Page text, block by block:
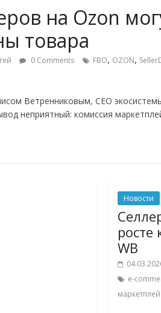
на Ozon
товара
0 Comments FBO, OZON,
Ветренниковым, СЕО
неприятный: комиссия
Новости
росте
WB
e-